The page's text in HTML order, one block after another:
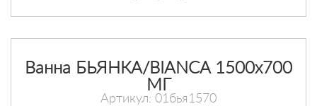
Ванна БЬЯНКА/BIANCA 1500х700
МГ
Артикул: 01бья1570